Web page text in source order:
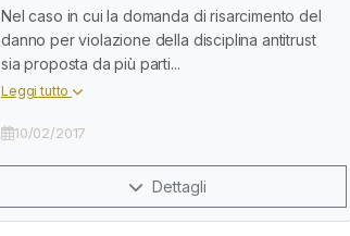
Nel caso in cui la domanda di risarcimento del
danno per violazione della disciplina antitrust
sia proposta da più parti...
Leggi tutto
10/02/2017
Dettagli